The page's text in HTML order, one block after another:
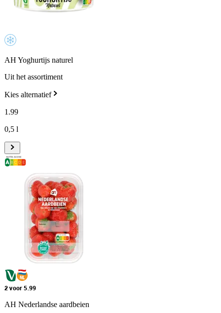
AH Yoghurtijs naturel
Uit het assortiment
Kies alternatief
1 .99
0,5 l
2 voor 5.99
AH Nederlandse aardbeien